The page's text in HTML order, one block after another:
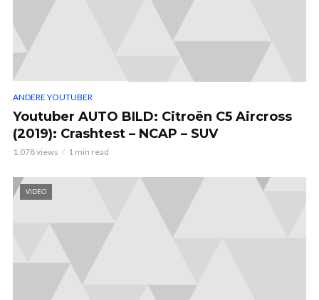
ANDERE YOUTUBER
Youtuber AUTO BILD: Citroën C5 Aircross
(2019): Crashtest – NCAP – SUV
1.078 views 1 min read
VIDEO